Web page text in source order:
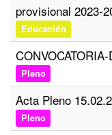
provisional 2023-
Educación
Pleno
Acta Pleno
Pleno